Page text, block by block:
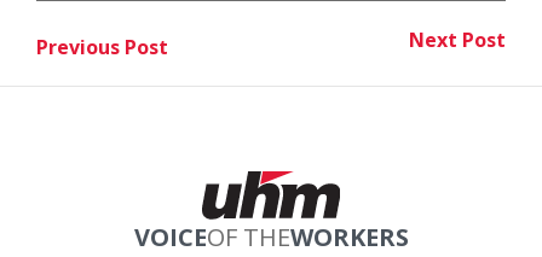
Post
navigation
Previous Post
Previous Post Next Post
VOICEOF THEWORKERS